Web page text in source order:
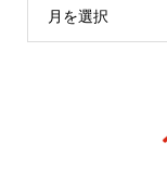
月を選択